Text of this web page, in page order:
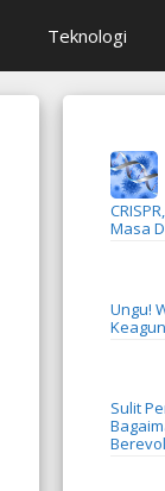
Teknologi
Masa
Ungu!
Sulit
Berevolusi dari